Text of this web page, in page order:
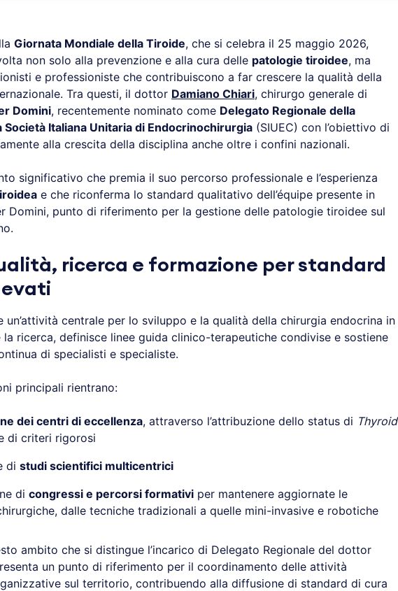
Giornata Mondiale della Tiroide, che si celebra il 25 maggio 2026,
non solo alla prevenzione e alla cura delle patologie tiroidee, ma
e professioniste che contribuiscono a far crescere la qualità della
Tra questi, il dottor Damiano Chiari, chirurgo generale di
Domini, recentemente nominato come Delegato Regionale della
Società Italiana Unitaria di Endocrinochirurgia (SIUEC) con l’obiettivo di
alla crescita della disciplina anche oltre i confini nazionali.
significativo che premia il suo percorso professionale e l’esperienza
e che riconferma lo standard qualitativo dell’équipe presente in
Domini, punto di riferimento per la gestione delle patologie tiroidee sul
ricerca e formazione per standard
un’attività centrale per lo sviluppo e la qualità della chirurgia endocrina in
la ricerca, definisce linee guida clinico-terapeutiche condivise e sostiene
di specialisti e specialiste.
principali rientrano:
dei centri di eccellenza, attraverso l’attribuzione dello status di Thyroid
di criteri rigorosi
di studi scientifici multicentrici
di congressi e percorsi formativi per mantenere aggiornate le
dalle tecniche tradizionali a quelle mini-invasive e robotiche
ambito che si distingue l’incarico di Delegato Regionale del dottor
un punto di riferimento per il coordinamento delle attività
sul territorio, contribuendo alla diffusione di standard di cura